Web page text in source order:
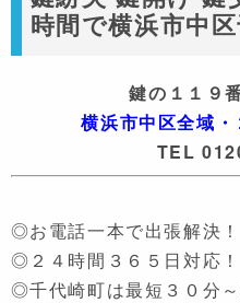
時間で横浜市中
鍵の１１９
横浜市中区全域
TEL
◎お電話一本で出張解決！
◎２４時間３６５日対応！
◎千代崎町は最短３０分～